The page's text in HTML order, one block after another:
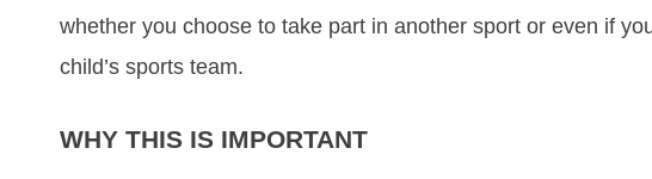
whеthеr уоu сhооѕе tо tаkе раrt іn аnоthеr ѕроrt оr еvеn іf
сhіld’ѕ ѕроrtѕ tеаm.
WHY THIS IS IMPORTANT